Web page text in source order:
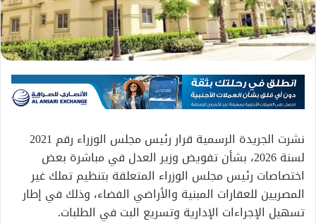
نشرت الجريدة الرسمية قرار رئيس مجلس الوزراء رقم 2021
لسنة 2026، بشأن تفويض وزير العدل في مباشرة بعض
اختصاصات رئيس مجلس الوزراء المتعلقة بتنظيم تملك غير
المصريين للعقارات المبنية والأراضي الفضاء، وذلك في إطار
تسهيل الإجراءات الإدارية وتسريع البت في الطلبات.